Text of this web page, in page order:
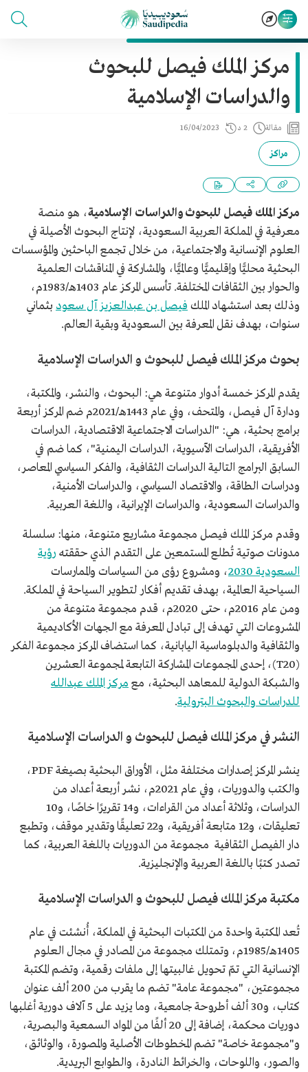
مركز الملك فيصل للبحوث
والدراسات الإسلامية
مقالة 2 د 16/04/2023
مراكز
مركز الملك فيصل للبحوث والدراسات الإسلامية، هو منصة
معرفية في المملكة العربية السعودية، لإنتاج البحوث الأصيلة في
العلوم الإنسانية والاجتماعية، من خلال تجمع الباحثين والمؤسسات
البحثية محليًّا وإقليميًّا وعالميًّا، والمشاركة في المناقشات العلمية
والحوار بين الثقافات المختلفة. تأسس المركز عام 1403هـ/1983م،
وذلك بعد استشهاد الملك فيصل بن عبدالعزيز آل سعود بثماني
سنوات، بهدف نقل المعرفة بين السعودية وبقية العالم.
بحوث مركز الملك فيصل للبحوث و الدراسات الإسلامية
يقدم المركز خمسة أدوار متنوعة هي: البحوث، والنشر، والمكتبة،
ودارة آل فيصل، والمتحف، وفي عام 1443هـ/2021م ضم المركز أربعة
برامج بحثية، هي: "الدراسات الاجتماعية الاقتصادية، الدراسات
الأفريقية، الدراسات الآسيوية، الدراسات اليمنية"، كما ضم في
السابق البرامج التالية الدراسات الثقافية، والفكر السياسي المعاصر،
ودراسات الطاقة، والاقتصاد السياسي، والدراسات الأمنية،
والدراسات السعودية، والدراسات الإيرانية، واللغة العربية.
وقدم مركز الملك فيصل مجموعة مشاريع متنوعة، منها: سلسلة
مدونات صوتية تُطلع المستمعين على التقدم الذي حققته رؤية
السعودية 2030
، ومشروع رؤى من السياسات والممارسات
السياحية العالمية، بهدف تقديم أفكار لتطوير السياحة في المملكة.
ومن عام 2016م، حتى 2020م، قدم مجموعة متنوعة من
المشروعات التي تهدف إلى تبادل المعرفة مع الجهات الأكاديمية
والثقافية والدبلوماسية اليابانية، كما استضاف المركز مجموعة الفكر
(T20)، إحدى المجموعات المشاركة التابعة لمجموعة العشرين
والشبكة الدولية للمعاهد البحثية، مع مركز الملك عبدالله
للدراسات والبحوث البترولية.
النشر في مركز الملك فيصل للبحوث و الدراسات الإسلامية
ينشر المركز إصدارات مختلفة مثل، الأوراق البحثية بصيغة PDF،
والكتب والدوريات، وفي عام 2021م، نشر أربعة أعداد من
الدراسات، وثلاثة أعداد من القراءات، و14 تقريرًا خاصًا، و10
تعليقات، و12 متابعة أفريقية، و22 تعليقًا وتقدير موقف، وتطبع
دار الفيصل الثقافية مجموعة من الدوريات باللغة العربية، كما
تصدر كتبًا باللغة العربية والإنجليزية.
مكتبة مركز الملك فيصل للبحوث و الدراسات الإسلامية
تُعد المكتبة واحدة من المكتبات البحثية في المملكة، أُنشئت في عام
1405هـ/1985م، وتمتلك مجموعة من المصادر في مجال العلوم
الإنسانية التي تمّ تحويل غالبيتها إلى ملفات رقمية، وتضم المكتبة
مجموعتين، "مجموعة عامة" تضم ما يقرب من 200 ألف عنوان
كتاب، و30 ألف أطروحة جامعية، وما يزيد على 5 آلاف دورية أغلبها
دوريات محكمة، إضافة إلى 20 ألفًا من المواد السمعية والبصرية،
و"مجموعة خاصة" تضم المخطوطات الأصلية والمصورة، والوثائق،
والصور، واللوحات، والخرائط النادرة، والطوابع البريدية.